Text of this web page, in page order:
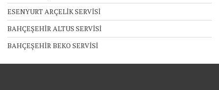
ESENYURT ARÇELİK SERVİSİ
BAHÇEŞEHİR ALTUS SERVİSİ
BAHÇEŞEHİR BEKO SERVİSİ